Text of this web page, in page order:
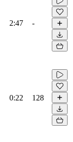
2:47 -
0:22 128